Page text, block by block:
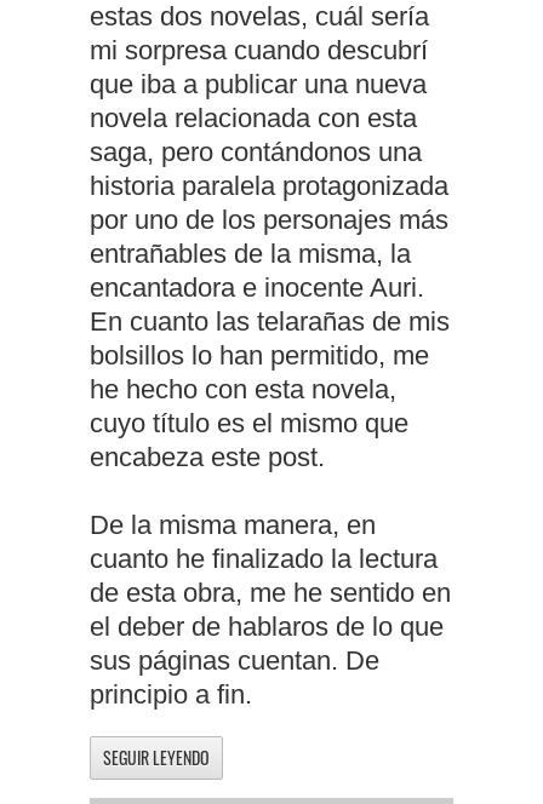
estas dos novelas, cuál sería
mi sorpresa cuando descubrí
que iba a publicar una nueva
novela relacionada con esta
saga, pero contándonos una
historia paralela protagonizada
por uno de los personajes más
entrañables de la misma, la
encantadora e inocente Auri.
En cuanto las telarañas de mis
bolsillos lo han permitido, me
he hecho con esta novela,
cuyo título es el mismo que
encabeza este post.
De la misma manera, en
cuanto he finalizado la lectura
de esta obra, me he sentido en
el deber de hablaros de lo que
sus páginas cuentan. De
principio a fin.
SEGUIR LEYENDO